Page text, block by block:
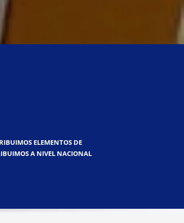
ELEMENTOS DE
A NIVEL NACIONAL